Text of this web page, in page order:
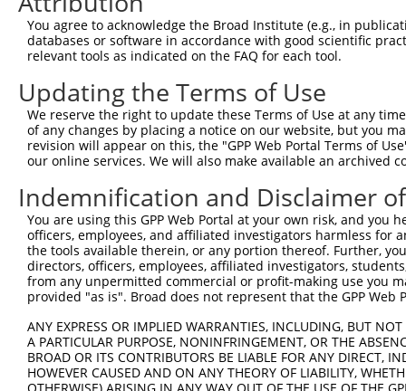
You agree to acknowledge the Broad Institute (e.g., in
databases or software in accordance with good scientific
relevant tools as indicated on the FAQ for each tool.
Updating the Terms of Use
We reserve the right to update these Terms of Use at any
of any changes by placing a notice on our website, but you
revision will appear on this, the "GPP Web Portal Terms of
our online services. We will also make available an archived
Indemnification and Disclaimer
You are using this GPP Web Portal at your own risk, and
officers, employees, and affiliated investigators harmless for
the tools available therein, or any portion thereof. Further,
directors, officers, employees, affiliated investigators,
from any unpermitted commercial or profit-making use you
provided "as is". Broad does not represent that the GPP
ANY EXPRESS OR IMPLIED WARRANTIES, INCLUDING, BUT
A PARTICULAR PURPOSE, NONINFRINGEMENT, OR THE
BROAD OR ITS CONTRIBUTORS BE LIABLE FOR ANY DIRECT,
HOWEVER CAUSED AND ON ANY THEORY OF LIABILITY,